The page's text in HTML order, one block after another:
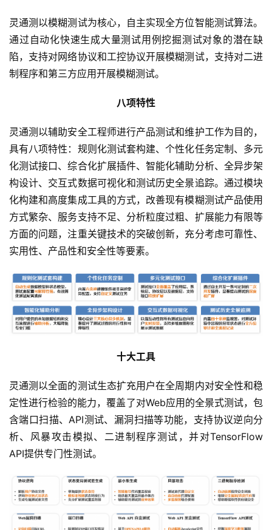
灵通测以模糊测试为核心，自主实现全方位智能测试算法。
通过自动化快速生成大量测试用例挖掘测试对象的潜在缺
陷，支持对网络协议和工控协议开展模糊测试，支持对二进
制程序和第三方应用开展模糊测试。
八项特性
灵通测以辅助安全工程师进行产品测试和维护工作为目的，
具有八项特性：规则化测试套构建、个性化任务定制、多元
化测试接口、综合化扩展插件、智能化辅助分析、全异步架
构设计、交互式数据可视化和测试历史全景追踪。通过模块
化构建和高度集成工具的方式，改善现有模糊测试产品使用
方式繁杂、服务支持不足、分析粒度过粗、扩展能力有限等
方面的问题，注重关键技术的突破创新，充分考虑可靠性、
实用性、产品性和安全性等要素。
十大工具
灵通测以全面的测试生态扩充用户在全周期内对安全性和稳
定性进行检验的能力，覆盖了对Web应用的全景式测试，包
含端口扫描、API测试、漏洞扫描等功能，支持协议逆向分
析、风暴攻击模拟、二进制程序测试，并对TensorFlow
API提供专门性测试。